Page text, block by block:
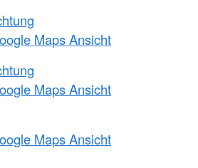
Maps Ansicht
Maps Ansicht
Maps Ansicht